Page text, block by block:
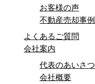
お客様の声
不動産売却事例
よくあるご質問
会社案内
代表のあいさつ
会社概要